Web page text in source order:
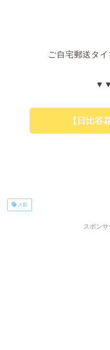
ご自宅郵送タ
【日比谷
入船
スポンサ